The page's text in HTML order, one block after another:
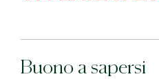
Buono a sapersi